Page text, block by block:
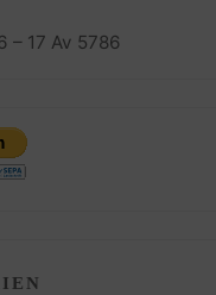
– 17 Av 5786